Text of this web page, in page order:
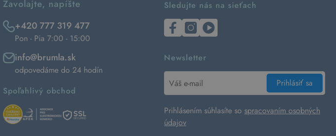
Zavolajte, napíšte
+420 777 319 477
Pon - Pia 7:00 - 15:00
info@brumla.sk
odpovedáme do 24 hodín
Spoľahlivý obchod
Sledujte nás na sieťach
Newsletter
Prihlásiť sa
Prihlásením súhlasíte so spracovaním osobných
údajov